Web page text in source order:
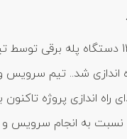
در این مجموعه 14 دستگاه پله برقی
اندازی شد.. تیم سرویس
راه اندازی پروژه
به انجام سرویس و